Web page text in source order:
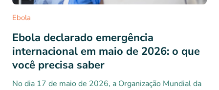
Ebola
Ebola declarado emergência
internacional em maio de 2026: o que
você precisa saber
No dia 17 de maio de 2026, a Organização Mundial da